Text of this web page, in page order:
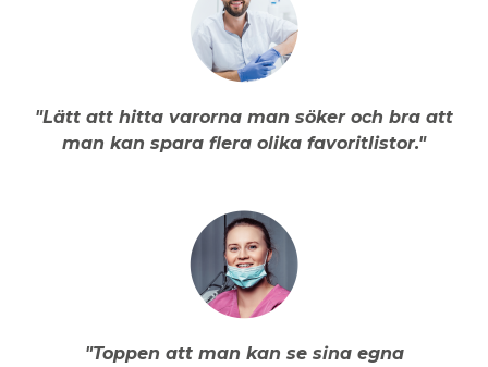
"Lätt att hitta varorna man söker och bra att
man kan spara flera olika favoritlistor."
"Toppen att man kan se sina egna